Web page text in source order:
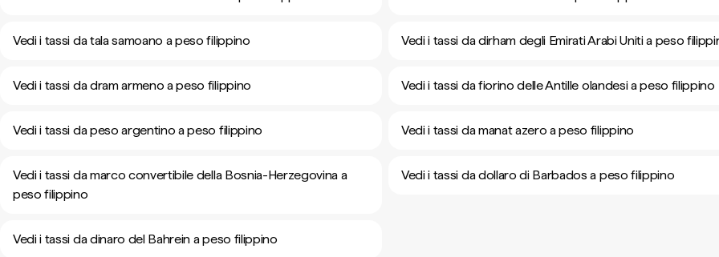
Vedi i tassi da tala samoano a peso filippino Vedi i tassi da dirham degli Emirati Arabi Uniti a peso
Vedi i tassi da dram armeno a peso filippino Vedi i tassi da fiorino delle Antille olandesi a peso filippino
Vedi i tassi da peso argentino a peso filippino Vedi i tassi da manat azero a peso filippino
Vedi i tassi da marco convertibile della Bosnia-Herzegovina a
peso filippino
Vedi i tassi da dollaro di Barbados a peso filippino
Vedi i tassi da dinaro del Bahrein a peso filippino